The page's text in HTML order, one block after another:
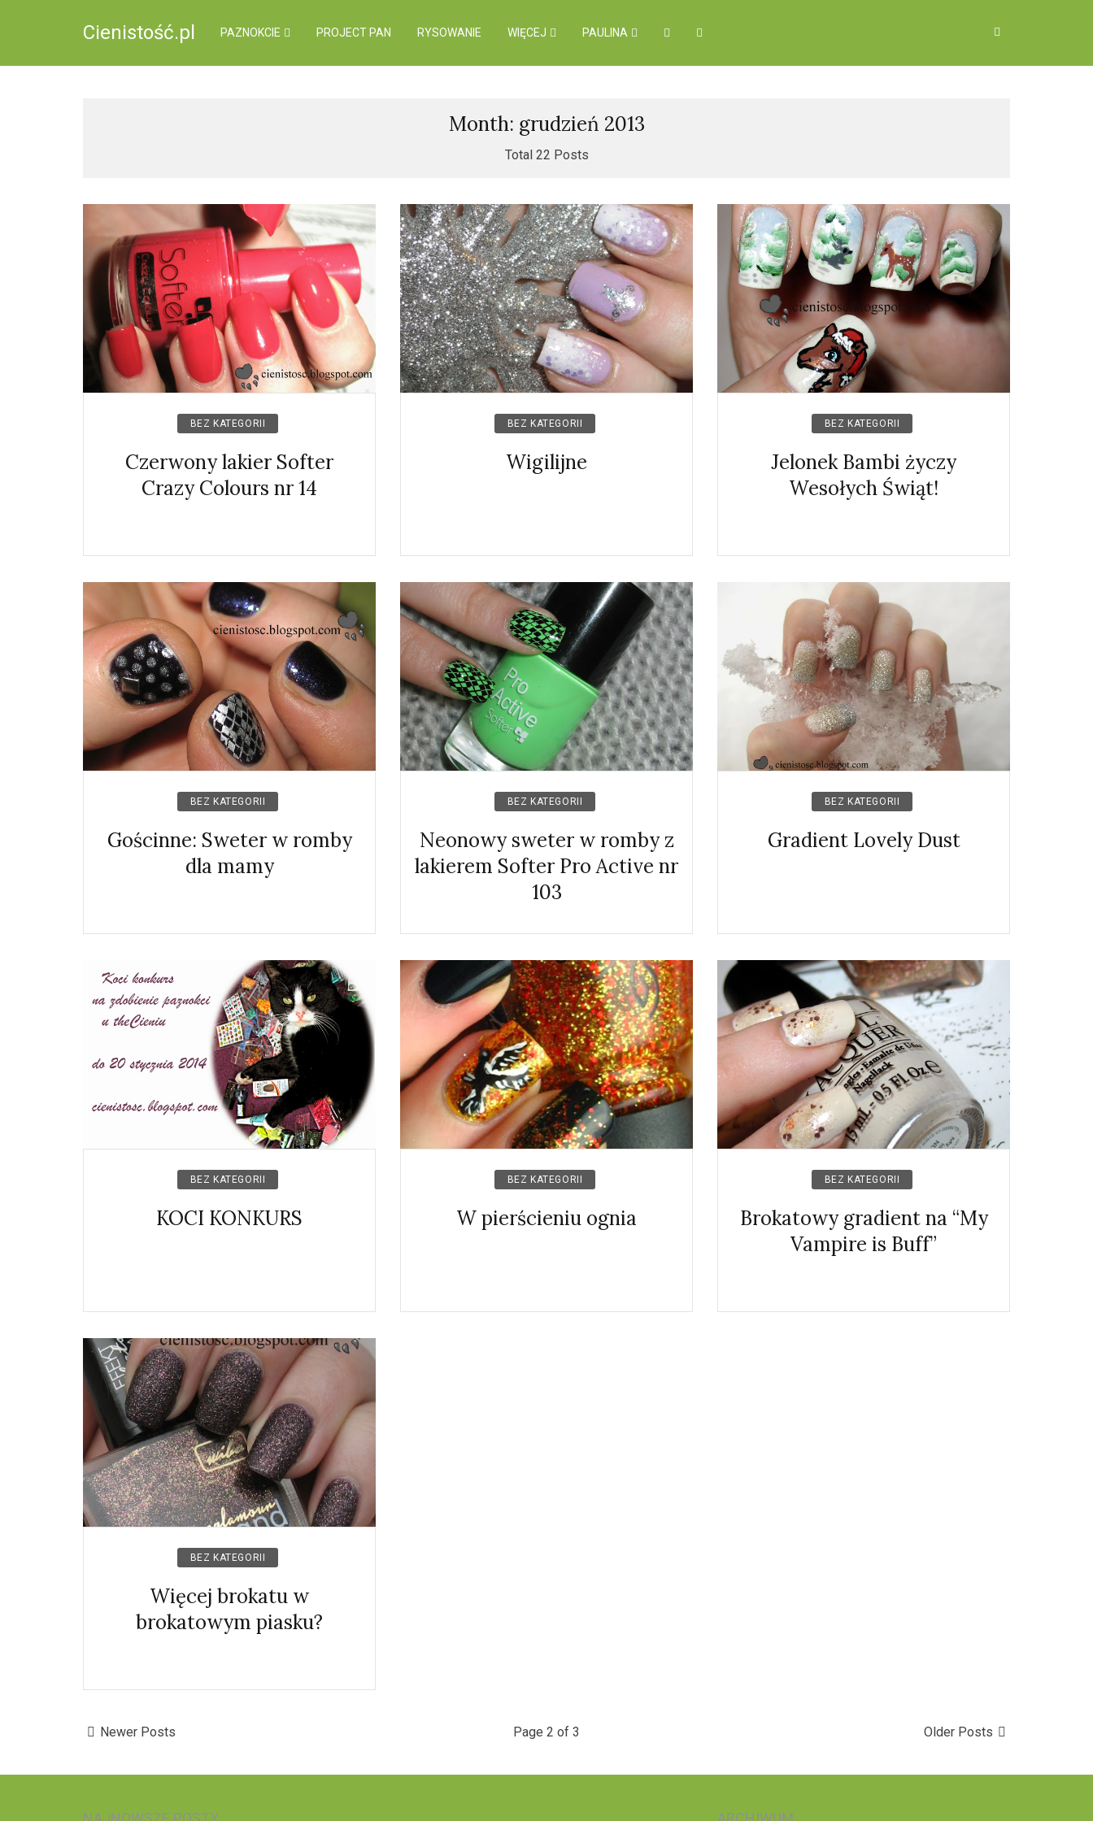
Cienistość.pl PAZNOKCIE PROJECT PAN RYSOWANIE WIĘCEJ PAULINA
Month: grudzień 2013
Total 22 Posts
BEZ KATEGORII
Czerwony lakier Softer
Crazy Colours nr 14
BEZ KATEGORII
Wigilijne
BEZ KATEGORII
Jelonek Bambi życzy
Wesołych Świąt!
BEZ KATEGORII
Gościnne: Sweter w romby
dla mamy
BEZ KATEGORII
Neonowy sweter w romby z
lakierem Softer Pro Active nr
103
BEZ KATEGORII
Gradient Lovely Dust
BEZ KATEGORII
KOCI KONKURS
BEZ KATEGORII
W pierścieniu ognia
BEZ KATEGORII
Brokatowy gradient na “My
Vampire is Buff”
BEZ KATEGORII
Więcej brokatu w
brokatowym piasku?
Newer Posts Page 2 of 3 Older Posts